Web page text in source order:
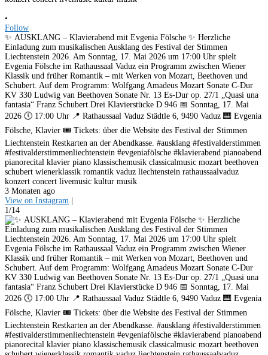
•
Follow
✨ AUSKLANG – Klavierabend mit Evgenia Fölsche ✨ Herzliche
Einladung zum musikalischen Ausklang des Festival der Stimmen
Liechtenstein 2026. Am Sonntag, 17. Mai 2026 um 17:00 Uhr spielt
Evgenia Fölsche im Rathaussaal Vaduz ein Programm zwischen Wiener
Klassik und früher Romantik – mit Werken von Mozart, Beethoven und
Schubert. Auf dem Programm: Wolfgang Amadeus Mozart Sonate C-Dur
KV 330 Ludwig van Beethoven Sonate Nr. 13 Es-Dur op. 27/1 „Quasi una
fantasia“ Franz Schubert Drei Klavierstücke D 946 📅 Sonntag, 17. Mai
2026 🕔 17:00 Uhr 📍 Rathaussaal Vaduz Städtle 6, 9490 Vaduz 🎹 Evgenia
Fölsche, Klavier 🎟️ Tickets: über die Website des Festival der Stimmen
Liechtenstein Restkarten an der Abendkasse. #ausklang #festivalderstimmen
#festivalderstimmenliechtenstein #evgeniafölsche #klavierabend pianoabend
pianorecital klavier piano klassischemusik classicalmusic mozart beethoven
schubert wienerklassik romantik vaduz liechtenstein rathaussaalvaduz
konzert concert livemusic kultur musik
3 Monaten ago
View on Instagram
1/14